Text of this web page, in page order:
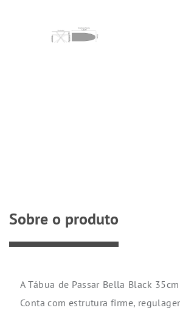
Sobre o produto
A Tábua de Passar Bella Black
Conta com estrutura firme,